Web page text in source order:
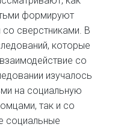
формируют
сверстниками. В
которые
со
изучалось
на социальную
так и со
социальные